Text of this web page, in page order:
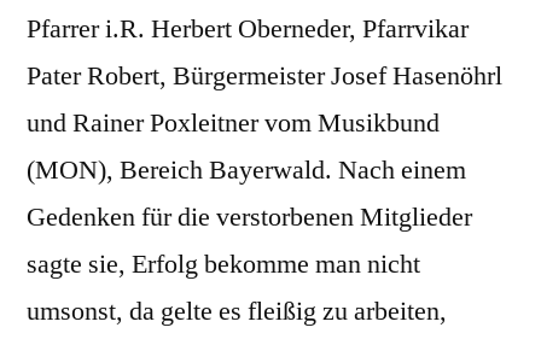
Pfarrer i.R. Herbert Oberneder, Pfarrvikar
Pater Robert, Bürgermeister Josef Hasenöhrl
und Rainer Poxleitner vom Musikbund
(MON), Bereich Bayerwald. Nach einem
Gedenken für die verstorbenen Mitglieder
sagte sie, Erfolg bekomme man nicht
umsonst, da gelte es fleißig zu arbeiten,